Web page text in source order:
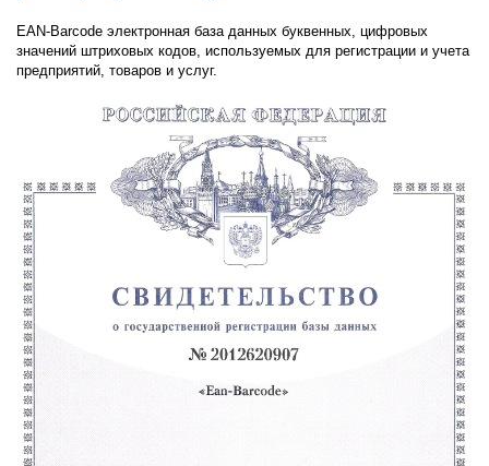
EAN-Barcode электронная база данных буквенных, цифровых
значений штриховых кодов, используемых для регистрации и учета
предприятий, товаров и услуг.